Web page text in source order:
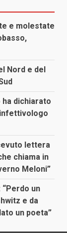
e molestate
Nord e del
ha dichiarato
lettera
chiama in
Meloni”
“Perdo un
e da
un poeta”